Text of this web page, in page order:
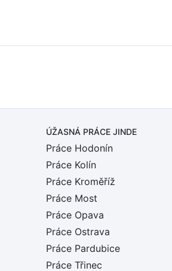
ÚŽASNÁ PRÁCE JINDE
Práce Hodonín
Práce Kolín
Práce Kroměříž
Práce Most
Práce Opava
Práce Ostrava
Práce Pardubice
Práce Třinec